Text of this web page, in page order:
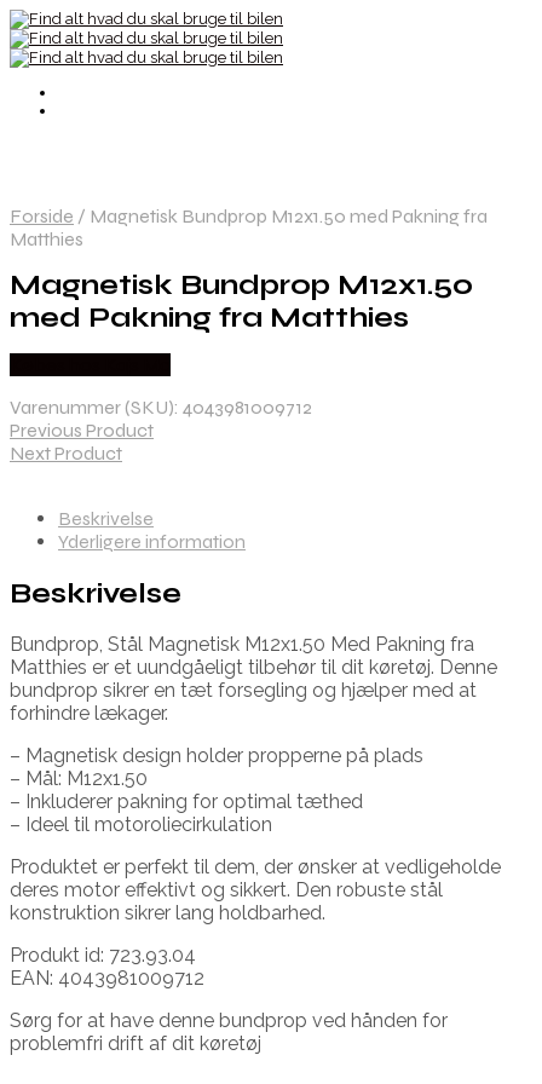
Forside / Magnetisk Bundprop M12x1.50 med Pakning fra
Matthies
Magnetisk Bundprop M12x1.50
med Pakning fra Matthies
Varenummer (SKU): 4043981009712
Previous Product
Next Product
Beskrivelse
Yderligere information
Beskrivelse
Bundprop, Stål Magnetisk M12x1.50 Med Pakning fra
Matthies er et uundgåeligt tilbehør til dit køretøj. Denne
bundprop sikrer en tæt forsegling og hjælper med at
forhindre lækager.
– Magnetisk design holder propperne på plads
– Mål: M12x1.50
– Inkluderer pakning for optimal tæthed
– Ideel til motoroliecirkulation
Produktet er perfekt til dem, der ønsker at vedligeholde
deres motor effektivt og sikkert. Den robuste stål
konstruktion sikrer lang holdbarhed.
Produkt id: 723.93.04
EAN: 4043981009712
Sørg for at have denne bundprop ved hånden for
problemfri drift af dit køretøj